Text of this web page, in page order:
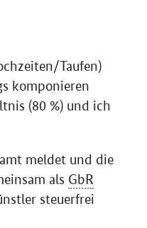
Taufen)
komponieren
(80 %) und ich
meldet und die
als GbR
steuerfrei